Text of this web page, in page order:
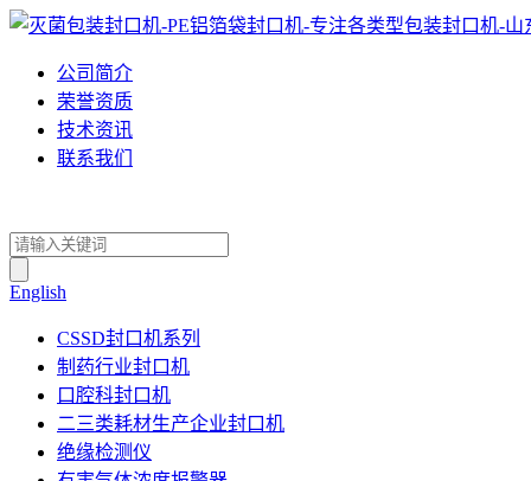
公司简介
荣誉资质
技术资讯
联系我们
English
CSSD封口机系列
制药行业封口机
口腔科封口机
二三类耗材生产企业封口机
绝缘检测仪